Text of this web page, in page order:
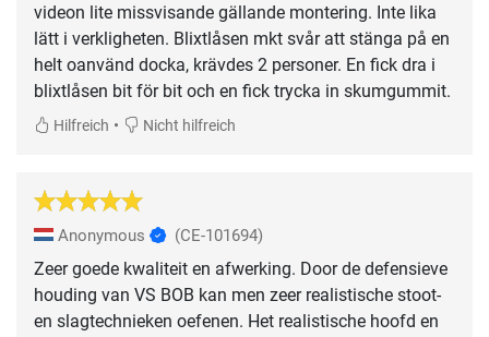
videon lite missvisande gällande montering. Inte lika
lätt i verkligheten. Blixtlåsen mkt svår att stänga på en
helt oanvänd docka, krävdes 2 personer. En fick dra i
blixtlåsen bit för bit och en fick trycka in skumgummit.
Hilfreich • Nicht hilfreich
Anonymous (CE-101694)
Zeer goede kwaliteit en afwerking. Door de defensieve
houding van VS BOB kan men zeer realistische stoot-
en slagtechnieken oefenen. Het realistische hoofd en